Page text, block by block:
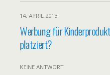
14. APRIL 2013
Werbung für
platziert?
KEINE ANTWORT